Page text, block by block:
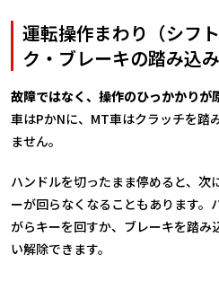
運転操作まわり（シフ
ク・ブレーキの踏み込み
故障ではなく、操作のひっかかりが
車はPかNに、MT車はクラッチを踏
ません。
ハンドルを切ったまま停めると、次
ーが回らなくなることもあります。
がらキーを回すか、ブレーキを踏み
い解除できます。